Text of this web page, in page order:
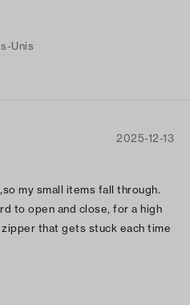
Unis
2025-12-13
my small items fall through.
to open and close, for a high
that gets stuck each time